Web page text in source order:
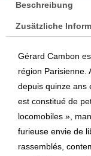
Beschreibung
Zusätzliche
Gérard Cambon
région Parisienne.
depuis quinze ans
est constitué de
locomobiles »,
furieuse envie de
rassemblés,